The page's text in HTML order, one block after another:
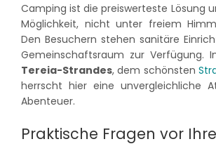
Camping ist die preiswerteste Lösung
Möglichkeit, nicht unter freiem
Den Besuchern stehen sanitäre
Gemeinschaftsraum zur Verfügung.
Tereia-Strandes, dem schönsten
herrscht hier eine unvergleichliche
Abenteuer.
Praktische Fragen vor